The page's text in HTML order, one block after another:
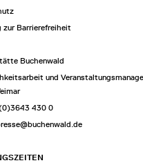
zur Barrierefreiheit
Buchenwald
und
430 0